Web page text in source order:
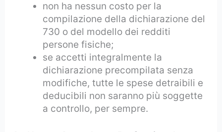
non ha nessun costo per la
compilazione della dichiarazione del
730 o del modello dei redditi
persone fisiche;
se accetti integralmente la
dichiarazione precompilata senza
modifiche, tutte le spese detraibili e
deducibili non saranno più soggette
a controllo, per sempre.